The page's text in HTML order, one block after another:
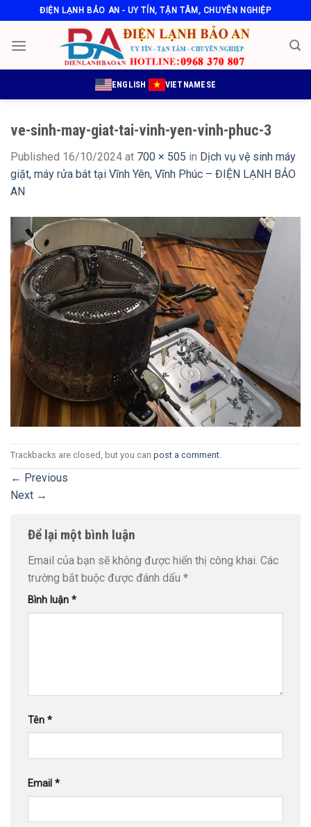
to
content
ĐIỆN LẠNH BẢO AN - UY TÍN, TẬN TÂM, CHUYÊN NGHIỆP
ENGLISH VIETNAMESE
ve-sinh-may-giat-tai-vinh-yen-vinh-phuc-3
Published 16/10/2024 at 700 × 505 in Dịch vụ vệ sinh máy
giặt, máy rửa bát tại Vĩnh Yên, Vĩnh Phúc – ĐIỆN LẠNH BẢO
AN
Trackbacks are closed, but you can post a comment.
← Previous
Next →
Để lại một bình luận
Email của bạn sẽ không được hiển thị công khai. Các
trường bắt buộc được đánh dấu *
Bình luận *
Tên *
Email *